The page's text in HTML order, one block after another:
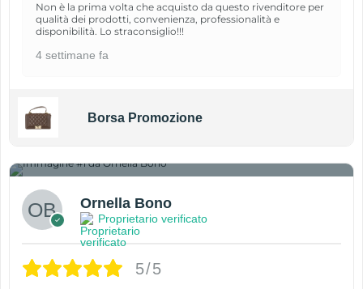
Non è la prima volta che acquisto da questo rivenditore per
qualità dei prodotti, convenienza, professionalità e
disponibilità. Lo straconsiglio!!!
4 settimane fa
Borsa Promozione
Ornella Bono
Proprietario verificato
5/5